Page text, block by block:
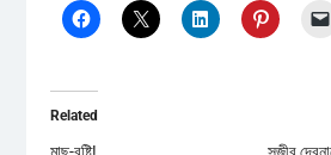
Related
মাছ-বৃষ্টি!
সজীব